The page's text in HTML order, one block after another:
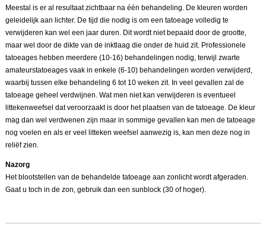
Meestal is er al resultaat zichtbaar na één behandeling. De kleuren worden
geleidelijk aan lichter. De tijd die nodig is om een tatoeage volledig te
verwijderen kan wel een jaar duren. Dit wordt niet bepaald door de grootte,
maar wel door de dikte van de inktlaag die onder de huid zit. Professionele
tatoeages hebben meerdere (10-16) behandelingen nodig, terwijl zwarte
amateurstatoeages vaak in enkele (6-10) behandelingen worden verwijderd,
waarbij tussen elke behandeling 6 tot 10 weken zit. In veel gevallen zal de
tatoeage geheel verdwijnen. Wat men niet kan verwijderen is eventueel
littekenweefsel dat veroorzaakt is door het plaatsen van de tatoeage. De kleur
mag dan wel verdwenen zijn maar in sommige gevallen kan men de tatoeage
nog voelen en als er veel litteken weefsel aanwezig is, kan men deze nog in
reliëf zien.
Nazorg
Het blootstellen van de behandelde tatoeage aan zonlicht wordt afgeraden.
Gaat u toch in de zon, gebruik dan een sunblock (30 of hoger).